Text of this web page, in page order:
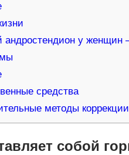
у женщин
средства
методы
собой